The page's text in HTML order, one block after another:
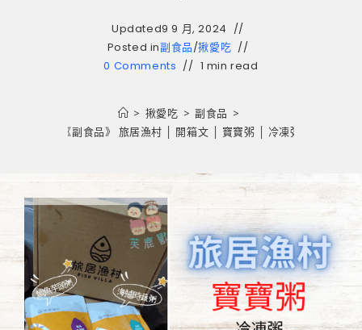
Updated9 9 月, 2024
Posted in副食品/揪愛吃
0 Comments
1 min read
> 揪愛吃 > 副食品 >
《副食品》 旅居漁村 │ 開箱文 │ 寶寶粥 │ 冷凍粥